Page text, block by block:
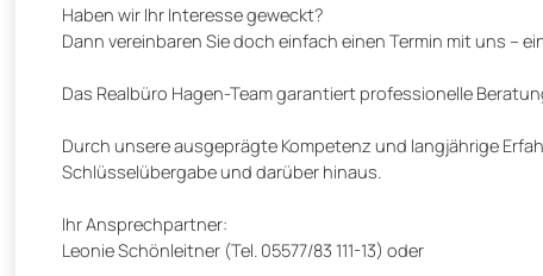
Haben wir Ihr Interesse geweckt?
Dann vereinbaren Sie doch einfach einen Termin mit uns –
Das Realbüro Hagen-Team garantiert professionelle
Durch unsere ausgeprägte Kompetenz und langjährige
Schlüsselübergabe und darüber hinaus.
Ihr Ansprechpartner:
Leonie Schönleitner (Tel. 05577/83 111-13) oder